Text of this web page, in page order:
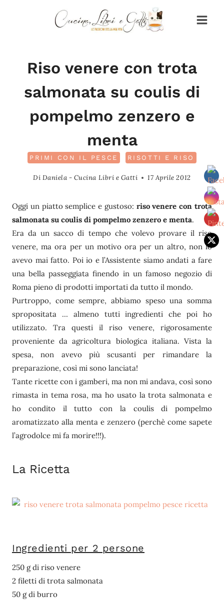
Riso venere con trota
salmonata su coulis di
pompelmo zenzero e
menta
PRIMI CON IL PESCE RISOTTI E RISO
Di Daniela - Cucina Libri e Gatti 17 Aprile 2012
Oggi un piatto semplice e gustoso: riso venere con trota
salmonata su coulis di pompelmo zenzero e menta.
Era da un sacco di tempo che volevo provare il riso
venere, ma ora per un motivo ora per un altro, non lo
avevo mai fatto. Poi io e l’Assistente siamo andati a fare
una bella passeggiata finendo in un famoso negozio di
Roma pieno di prodotti importati da tutto il mondo.
Purtroppo, come sempre, abbiamo speso una somma
spropositata … almeno tutti ingredienti che poi ho
utilizzato. Tra questi il riso venere, rigorosamente
proveniente da agricoltura biologica italiana. Vista la
spesa, non avevo più scusanti per rimandare la
preparazione, così mi sono lanciata!
Tante ricette con i gamberi, ma non mi andava, così sono
rimasta in tema rosa, ma ho usato la trota salmonata e
ho condito il tutto con la coulis di pompelmo
aromatizzato alla menta e zenzero (perchè come sapete
l’agrodolce mi fa morire!!!).
La Ricetta
Ingredienti per 2 persone
250 g di riso venere
2 filetti di trota salmonata
50 g di burro